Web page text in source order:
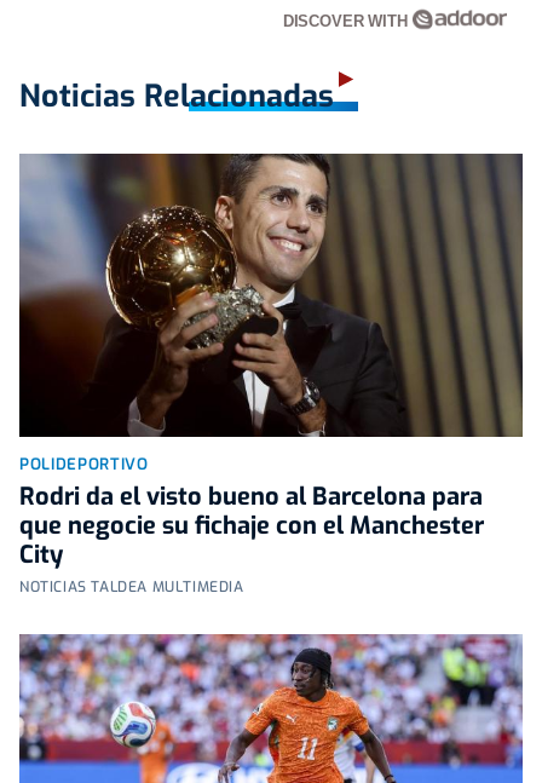
DISCOVER WITH
Noticias Relacionadas
POLIDEPORTIVO
Rodri da el visto bueno al Barcelona para
que negocie su fichaje con el Manchester
City
NOTICIAS TALDEA MULTIMEDIA